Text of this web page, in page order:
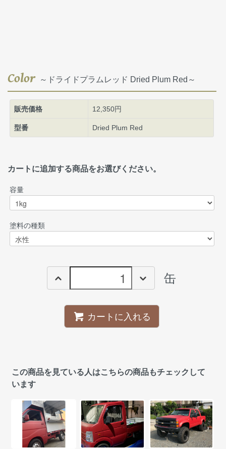
Color～ドライドプラムレッド Dried Plum Red～
販売価格 12,350円
型番 Dried Plum Red
カートに追加する商品をお選びください。
容量
塗料の種類
缶
カートに入れる
この商品を見ている人はこちらの商品もチェックして
います